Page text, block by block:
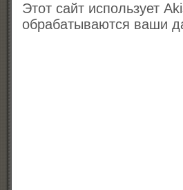
Этот сайт использует
обрабатываются ваши